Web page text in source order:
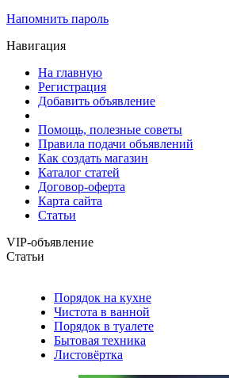
Напомнить пароль
Навигация
На главную
Регистрация
Добавить объявление
Помощь, полезные советы
Правила подачи объявлений
Как создать магазин
Каталог статей
Договор-оферта
Карта сайта
Статьи
VIP-объявление
Статьи
Порядок на кухне
Чистота в ванной
Порядок в туалете
Бытовая техника
Листовёртка